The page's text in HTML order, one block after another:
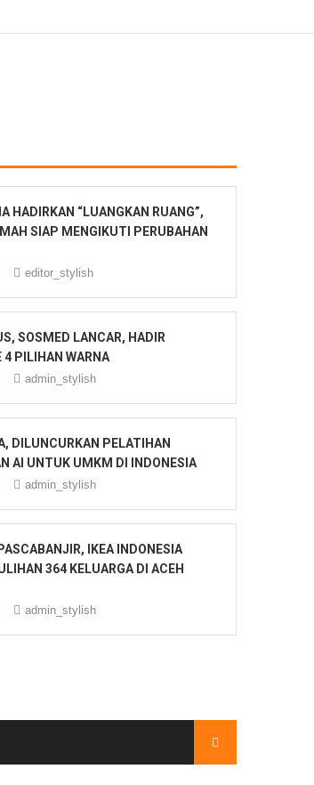
HADIRKAN “LUANGKAN RUANG”,
SIAP MENGIKUTI PERUBAHAN
editor_stylish
SOSMED LANCAR, HADIR
PILIHAN WARNA
admin_stylish
DILUNCURKAN PELATIHAN
AI UNTUK UMKM DI INDONESIA
admin_stylish
IKEA INDONESIA
364 KELUARGA DI ACEH
admin_stylish